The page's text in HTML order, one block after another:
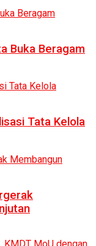
Buka Beragam
Tata Kelola